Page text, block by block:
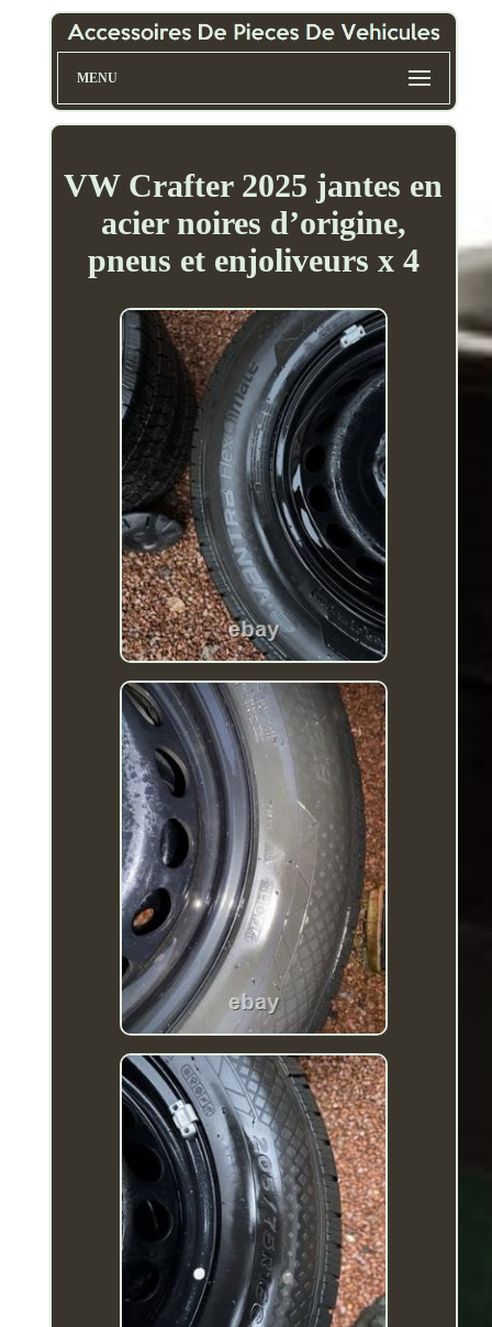
MENU
VW Crafter 2025 jantes en
acier noires d’origine,
pneus et enjoliveurs x 4